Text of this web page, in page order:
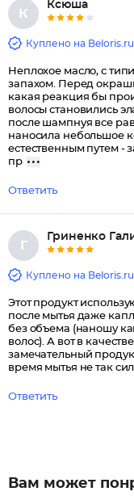
К
Ксюша
Куплено на Beloris.ru
Неплохое масло, с
запахом. Перед
какая реакция бы
волосы становились
после шампнуя все
наносила небольшое
естественным путем -
пр
Ответить
Г
Куплено на Beloris.ru
Этот продукт
после мытья даже
без объема (наношу
волос). А вот в
замечательный
время мытья не так
Ответить
Вам может